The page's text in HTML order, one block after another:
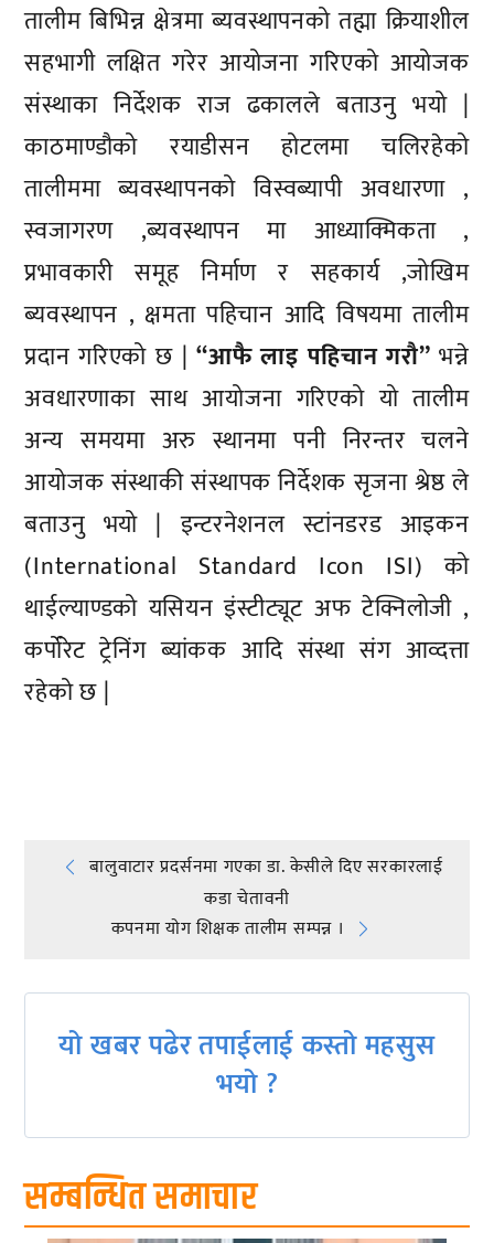
तालीम बिभिन्न क्षेत्रमा ब्यवस्थापनको तह्मा क्रियाशील
सहभागी लक्षित गरेर आयोजना गरिएको आयोजक
संस्थाका निर्देशक राज ढकालले बताउनु भयो |
काठमाण्डौको रयाडीसन होटलमा चलिरहेको
तालीममा ब्यवस्थापनको विस्वब्यापी अवधारणा ,
स्वजागरण ,ब्यवस्थापन मा आध्याक्मिकता ,
प्रभावकारी समूह निर्माण र सहकार्य ,जोखिम
ब्यवस्थापन , क्षमता पहिचान आदि विषयमा तालीम
प्रदान गरिएको छ |“आफै लाइ पहिचान गरौ” भन्ने
अवधारणाका साथ आयोजना गरिएको यो तालीम
अन्य समयमा अरु स्थानमा पनी निरन्तर चलने
आयोजक संस्थाकी संस्थापक निर्देशक सृजना श्रेष्ठ ले
बताउनु भयो | इन्टरनेशनल स्टांनडरड आइकन
(International Standard Icon ISI) को
थाईल्याण्डको यसियन इंस्टीट्यूट अफ टेक्निलोजी ,
कर्पोरेट ट्रेनिंग ब्यांकक आदि संस्था संग आव्दत्ता
रहेको छ |
Post
navigation
बालुवाटार प्रदर्सनमा गएका डा. केसीले दिए सरकारलाई
कडा चेतावनी
कपनमा याेग शिक्षक तालीम सम्पन्न ।
यो खबर पढेर तपाईलाई कस्तो महसुस
भयो ?
सम्बन्धित समाचार